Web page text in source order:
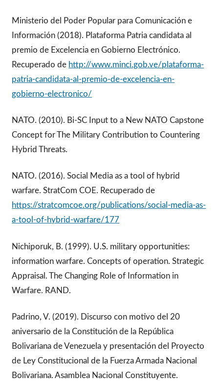
Ministerio del Poder Popular para Comunicación e
Información (2018). Plataforma Patria candidata al
premio de Excelencia en Gobierno Electrónico.
Recuperado de http://www.minci.gob.ve/plataforma-
patria-candidata-al-premio-de-excelencia-en-
gobierno-electronico/
NATO. (2010). Bi-SC Input to a New NATO Capstone
Concept for The Military Contribution to Countering
Hybrid Threats.
NATO. (2016). Social Media as a tool of hybrid
warfare. StratCom COE. Recuperado de
https://stratcomcoe.org/publications/social-media-as-
a-tool-of-hybrid-warfare/177
Nichiporuk, B. (1999). U.S. military opportunities:
information warfare. Concepts of operation. Strategic
Appraisal. The Changing Role of Information in
Warfare. RAND.
Padrino, V. (2019). Discurso con motivo del 20
aniversario de la Constitución de la República
Bolivariana de Venezuela y presentación del Proyecto
de Ley Constitucional de la Fuerza Armada Nacional
Bolivariana. Asamblea Nacional Constituyente.